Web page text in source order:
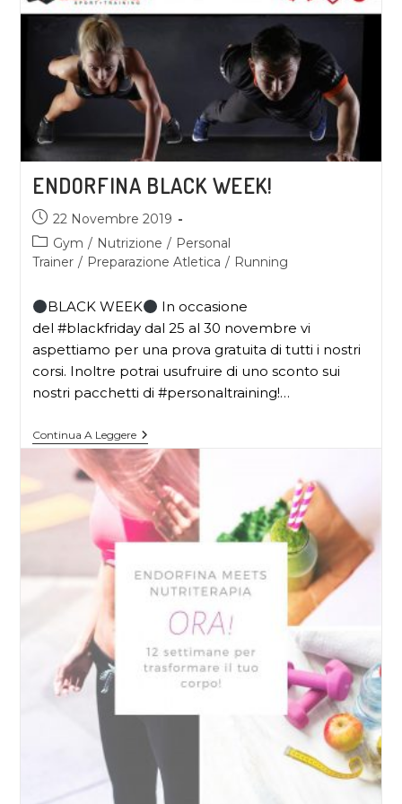
ENDORFINA BLACK WEEK!
22 Novembre 2019
Gym / Nutrizione / Personal
Trainer / Preparazione Atletica / Running
BLACK WEEK
In occasione
del #blackfriday dal 25 al 30 novembre vi
aspettiamo per una prova gratuita di tutti i nostri
corsi. Inoltre potrai usufruire di uno sconto sui
nostri pacchetti di #personaltraining!…
Continua A Leggere